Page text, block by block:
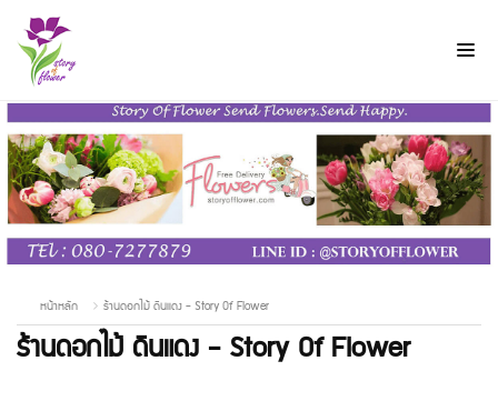
หน้าหลัก ร้านดอกไม้ ดินแดง - Story Of Flower
ร้านดอกไม้ ดินแดง - Story Of Flower